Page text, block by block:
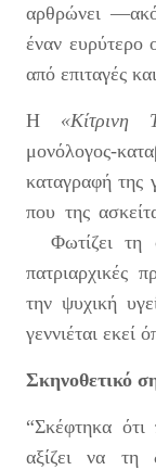
αρθρώνει
έναν ευρύτερο
από επιταγές
Η «Κίτρινη
μονόλογος-
καταγραφή της
που της
Φωτίζει τη
πατριαρχικές
την ψυχική
γεννιέται εκεί
Σκηνοθετικό
“Σκέφτηκα ότι
αξίζει να τη